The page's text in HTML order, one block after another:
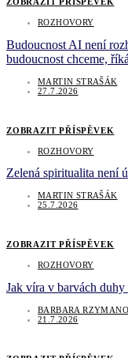
ROZHOVORY
Budoucnost AI není
budoucnost chceme,
MARTIN STRAŠÁK
27.7.2026
ZOBRAZIT PŘÍSPĚVEK
ROZHOVORY
Zelená spiritualita není
MARTIN STRAŠÁK
25.7.2026
ZOBRAZIT PŘÍSPĚVEK
ROZHOVORY
Jak víra v barvách duhy
BARBARA
21.7.2026